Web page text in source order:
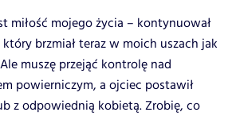
miłość mojego życia – kontynuował
brzmiał teraz w moich uszach jak
muszę przejąć kontrolę nad
powierniczym, a ojciec postawił
z odpowiednią kobietą. Zrobię, co